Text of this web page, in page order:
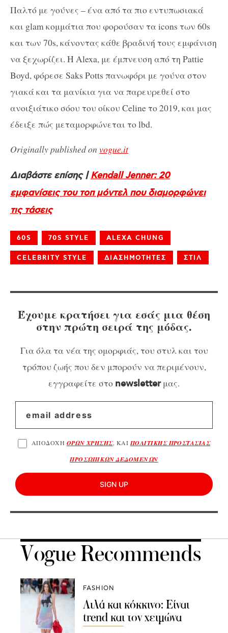
Παλτό με γούνες – ένα από τα πιο εντυπωσιακά
και glam κομμάτια που φορούσαν τα icons των 60s
και των 70s, κάνοντας κάθε βραδινή τους εμφάνιση
να ξεχωρίζει. Η Alexa, με έμπνευση από τη Pattie
Boyd, φόρεσε Saks Potts πανωφόρι με γούνα στον
γιακά και τα μανίκια για να παρευρεθεί στο
ανοιξιάτικο σόου του οίκου Celine το 2019, και μας
έδειξε πώς μεταμορφώνεται το lbd.
Originally published on vogue.it
Διαβάστε επίσης |Kendall Jenner: 20
εμφανίσεις του τοπ μόντελ που διαμορφώνει
τις τάσεις
60S 70S STYLE ALEXA CHUNG
CELEBRITY STYLE ΔΙΑΣΗΜΟΤΗΤΕΣ ΣΤΙΛ
Έχουμε κρατήσει για εσάς μια θέση
στην πρώτη σειρά της μόδας.
Για όλα τα νέα της ομορφιάς, του στυλ και του
τρόπου ζωής που δεν μπορούν να περιμένουν,
εγγραφείτε στο newsletterμας.
ΑΠΟΔΟΧΗ ΟΡΩΝ ΧΡΗΣΗΣ, ΚΑΙΠΟΛΙΤΙΚΗΣ ΠΡΟΣΤΑΣΙΑΣ
ΠΡΟΣΩΠΙΚΩΝ ΔΕΔΟΜΕΝΩΝ
SIGN UP
Vogue Recommends
FASHION
Λιλά και κόκκινο: Είναι
trend και τον χειμώνα